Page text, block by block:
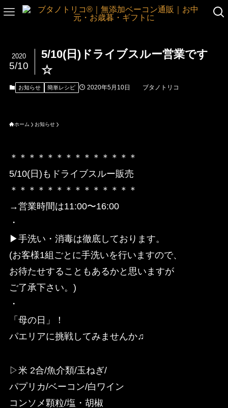
5/10(日)ドライブスルー営業です
☆
2020
5/10
お知らせ 簡単レシピ 2020年5月10日 ブタノトリコ
ホーム お知らせ
＊＊＊＊＊＊＊＊＊＊＊＊＊＊
5/10(日)もドライブスルー販売
＊＊＊＊＊＊＊＊＊＊＊＊＊＊
→営業時間は11:00〜16:00
・
▶︎手洗い・消毒は徹底しております。
(お客様1組ごとに手洗いを行いますので、
お待たせすることもあるかと思いますが
ご了承下さい。)
・
「母の日」！
パエリアに挑戦してみませんか♫
▷米 2合/魚介類/玉ねぎ/
パプリカ/ベーコン/白ワイン
コンソメ顆粒/塩・胡椒